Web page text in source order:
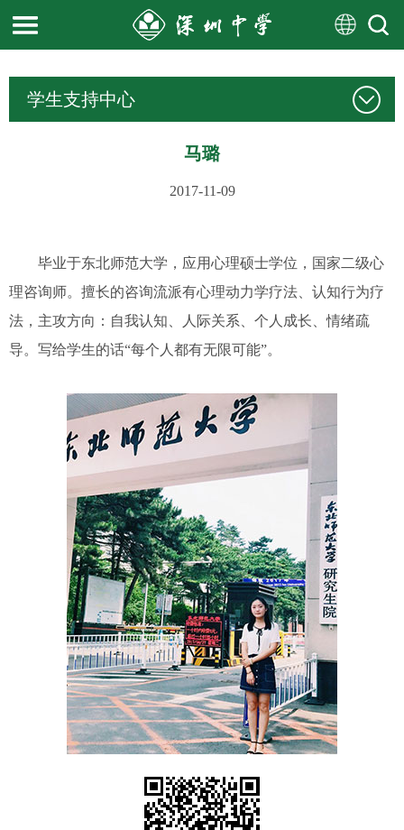
学生支持中心
马璐
2017-11-09
毕业于东北师范大学，应用心理硕士学位，国家二级心
理咨询师。擅长的咨询流派有心理动力学疗法、认知行为疗
法，主攻方向：自我认知、人际关系、个人成长、情绪疏
导。写给学生的话“每个人都有无限可能”。